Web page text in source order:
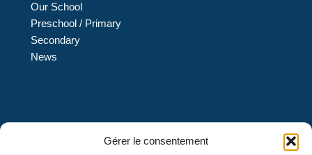
Gérer le consentement
Our School
Preschool / Primary
Secondary
News
L’École L’Eau-Vive est une institution privée de confession